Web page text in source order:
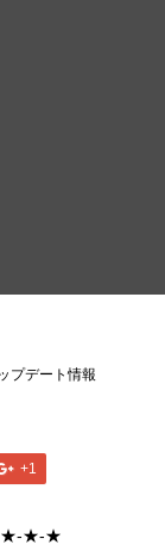
プデート情報
+1
★-★